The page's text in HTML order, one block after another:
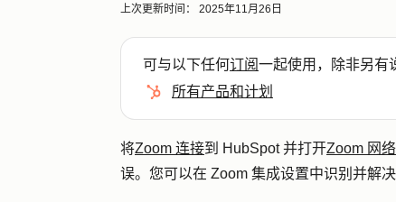
上次更新时间： 2025年11月26日
可与以下任何订阅一起使用，除非另有
所有产品和计划
将Zoom 连接到 HubSpot 并打开Zoom 网
误。您可以在 Zoom 集成设置中识别并解决